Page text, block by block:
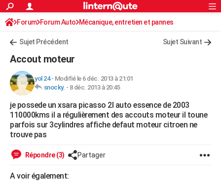
ACTUALITÉS
Politique
Société
Faits Divers
Education
Monde
Villes
+
FINANCE
Retraite
Impôts
Epargne
Immobilier
Risques naturels par ville
Banque
Assurance
Crédit
AUTO
Essais
Réserver un essai
Citadines
Berlines
SUV
Forum auto
+HIGH-TECH
Mobiles
Meilleur smartphone
Internet
Ordinateurs
Jeux vidéo
Guide high-tech
+BRICOLAGE
Forum
Aménagement intérieur
Extérieur
Cuisine
Salle de bains
Jardinage
Rangement
WEEK-END
LIFESTYLE
Rechercher
S'inscrire
Connexion
Forum Forum Auto Mécanique, entretien et pannes
Sujet Précédent Sujet Suivant
Accout moteur
yol 24- Modifié le 6 déc. 2013 à 21:01
snocky. - 8 déc. 2013 à 20:45
je possede un xsara picasso 2l auto essence de 2003
110000kms il a régulièrement des accouts moteur il toune
parfois sur 3cylindres affiche defaut moteur citroen ne
trouve pas
Répondre (3) Partager
A voir également: